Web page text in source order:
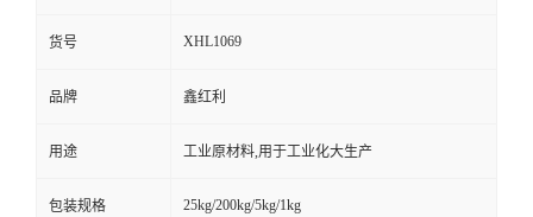
货号 XHL1069
品牌 鑫红利
用途 工业原材料,用于工业化大生产
包装规格 25kg/200kg/5kg/1kg